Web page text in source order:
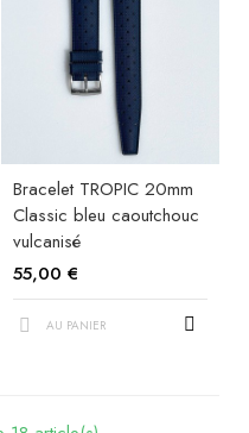
Bracelet TROPIC 20mm
Classic bleu caoutchouc
vulcanisé
55,00 €
AU PANIER